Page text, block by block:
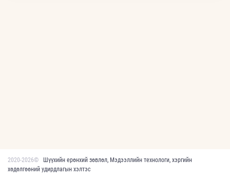
2020-2026©
Шүүхийн ерөнхий зөвлөл, Мэдээллийн технологи, хэргийн
хөдөлгөөний удирдлагын хэлтэс